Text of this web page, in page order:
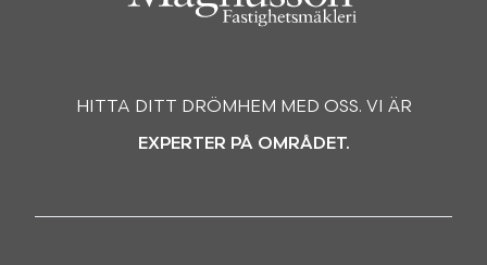
HITTA DITT DRÖMHEM MED OSS. VI ÄR
EXPERTER PÅ OMRÅDET.